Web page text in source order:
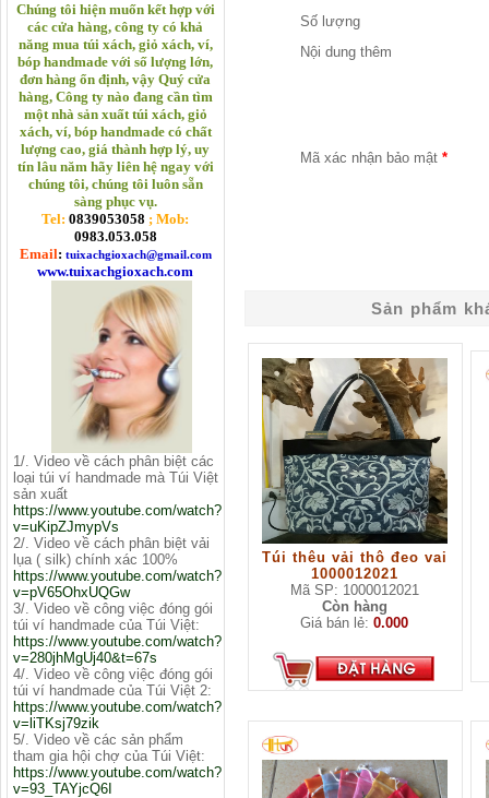
Chúng tôi hiện muốn kết hợp với
các cửa hàng, công ty có khả
năng mua túi xách, giỏ xách, ví,
bóp handmade với số lượng lớn,
đơn hàng ổn định, vậy Quý cửa
hàng, Công ty nào đang cần tìm
một nhà sản xuất túi xách, giỏ
xách, ví, bóp handmade có chất
lượng cao, giá thành hợp lý, uy
tín lâu năm hãy liên hệ ngay với
chúng tôi, chúng tôi luôn sẵn
sàng phục vụ.
Tel:0839053058 ; Mob:
0983.053.058
Email: tuixachgioxach@gmail.com
www.tuixachgioxach.com
1/. Video về cách phân biệt các
loại túi ví handmade mà Túi Việt
sản xuất
https://www.youtube.com/watch?
v=uKipZJmypVs
2/. Video về cách phân biệt vải
lụa ( silk) chính xác 100%
https://www.youtube.com/watch?
v=pV65OhxUQGw
3/. Video về công việc đóng gói
túi ví handmade của Túi Việt:
https://www.youtube.com/watch?
v=280jhMgUj40&t=67s
4/. Video về công việc đóng gói
túi ví handmade của Túi Việt 2:
https://www.youtube.com/watch?
v=liTKsj79zik
5/. Video về các sản phẩm
tham gia hội chợ của Túi Việt:
https://www.youtube.com/watch?
v=93_TAYjcQ6I
Số lượng
Nội dung thêm
Mã xác nhận bảo mật*
Sản phẩm
Túi thêu vải thô đeo vai
1000012021
Mã SP: 1000012021
Còn hàng
Giá bán lẻ:0.000